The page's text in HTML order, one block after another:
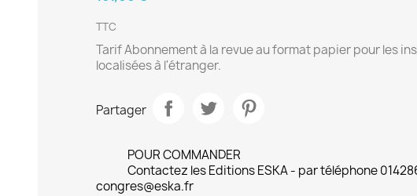
TTC
Tarif Abonnement à la revue au format papier pour les
localisées à l'étranger.
Partager
POUR COMMANDER
Contactez les Editions ESKA - par téléphone
congres@eska.fr